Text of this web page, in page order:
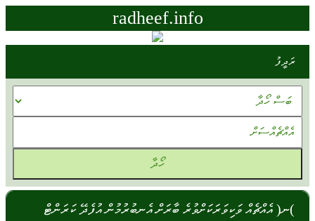
radheef.info
ރަދީފު
)ނ( އެއްޗެއް ވަކިވަރަކަށްވުރެ ބާރަށް އެނބުރުމުން އުފެދޭ ކަރަންޓް